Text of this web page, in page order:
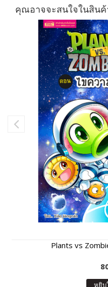
คุณอาจจะสนใจในสิน
Plants vs
หยิบ